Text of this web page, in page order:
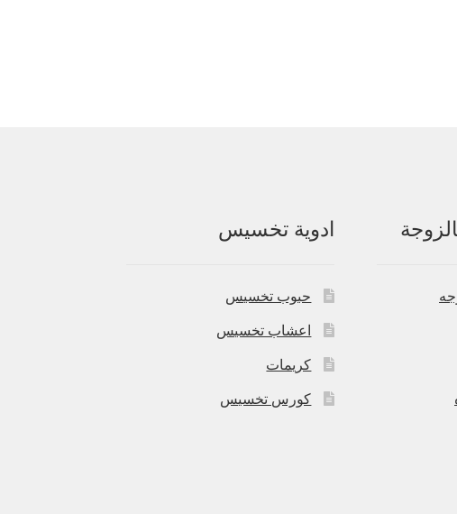
ادوية تخسيس
حبوب تخسيس
اعشاب تخسيس
كريمات
كورس تخسيس